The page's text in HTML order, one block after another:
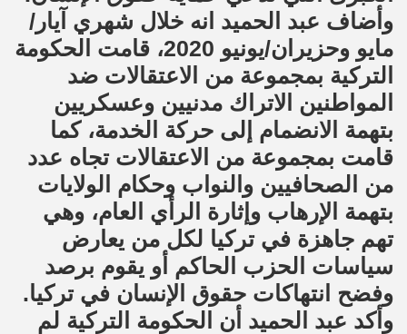
وأضاف عبد الحميد انه خلال شهري آيار/
مايو وحزيران/يونيو 2020، قامت الحكومة
التركية بمجموعة من الاعتقالات ضد
المواطنين الاتراك مدنيين وعسكريين
بتهمة الانضمام إلى حركة الخدمة، كما
قامت بمجموعة من الاعتقالات تجاه عدد
من الصحافيين والنواب وحكام الولايات
بتهمة الإرهاب وإثارة الرأي العام، وهي
تهم جاهزة في تركيا لكل من يعارض
سياسات الحزب الحاكم أو يقوم برصد
وفضح انتهاكات حقوق الإنسان في تركيا.
وأكد عبد الحميد أن الحكومة التركية لم